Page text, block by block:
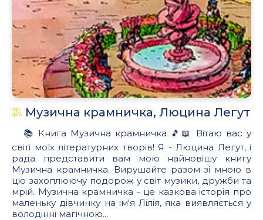
Музична крамничка, Люцина Легут
📚 Книга Музична крамничка 🎵📖 Вітаю вас у
світі моїх літературних творів! Я - Люцина Легут, і
рада представити вам мою найновішу книгу
Музична крамничка. Вирушайте разом зі мною в
цю захоплюючу подорож у світ музики, дружби та
мрій. Музична крамничка - це казкова історія про
маленьку дівчинку на ім'я Лілія, яка виявляється у
володінні магічною...